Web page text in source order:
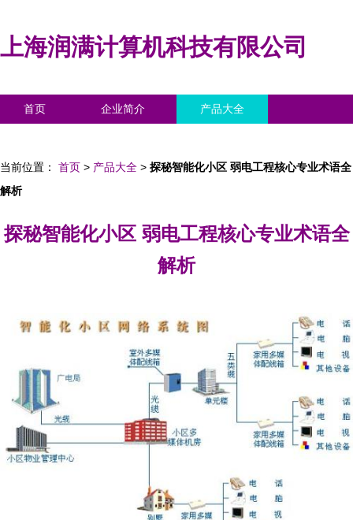
上海润满计算机科技有限公司
首页 企业简介 产品大全
当前位置： 首页 > 产品大全 > 探秘智能化小区 弱电工程核心专业术语全
解析
探秘智能化小区 弱电工程核心专业术语全
解析